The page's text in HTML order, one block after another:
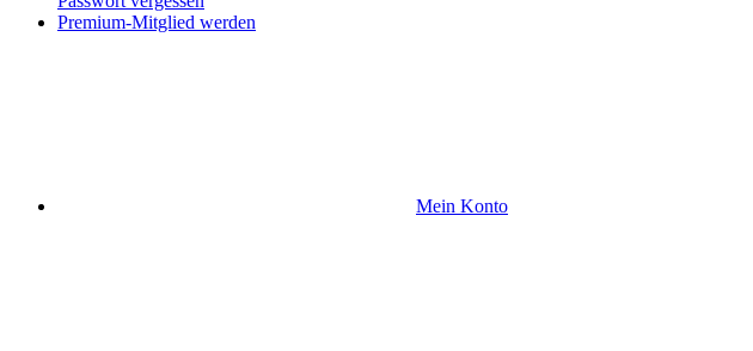
Premium-Mitglied werden
Mein Konto